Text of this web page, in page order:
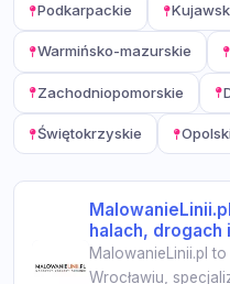
Podkarpackie
Warmińsko-mazurskie
Zachodniopomorskie
Świętokrzyskie
halach, drogach
MalowanieLinii.pl
Wrocławiu,